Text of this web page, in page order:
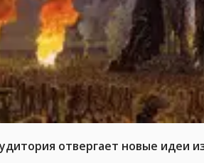
отвергает новые идеи